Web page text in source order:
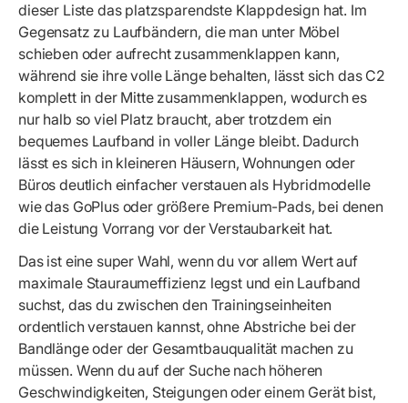
dieser Liste das platzsparendste Klappdesign hat. Im
Gegensatz zu Laufbändern, die man unter Möbel
schieben oder aufrecht zusammenklappen kann,
während sie ihre volle Länge behalten, lässt sich das C2
komplett in der Mitte zusammenklappen, wodurch es
nur halb so viel Platz braucht, aber trotzdem ein
bequemes Laufband in voller Länge bleibt. Dadurch
lässt es sich in kleineren Häusern, Wohnungen oder
Büros deutlich einfacher verstauen als Hybridmodelle
wie das GoPlus oder größere Premium-Pads, bei denen
die Leistung Vorrang vor der Verstaubarkeit hat.
Das ist eine super Wahl, wenn du vor allem Wert auf
maximale Stauraumeffizienz legst und ein Laufband
suchst, das du zwischen den Trainingseinheiten
ordentlich verstauen kannst, ohne Abstriche bei der
Bandlänge oder der Gesamtbauqualität machen zu
müssen. Wenn du auf der Suche nach höheren
Geschwindigkeiten, Steigungen oder einem Gerät bist,